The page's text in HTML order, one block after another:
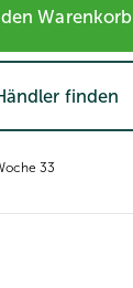
Warenkorb
finden
33